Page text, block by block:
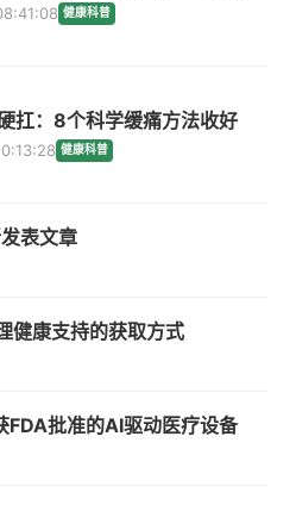
健康科普
扛：8个科学缓痛方法收好
健康科普
表文章
健康支持的获取方式
批准的AI驱动医疗设备